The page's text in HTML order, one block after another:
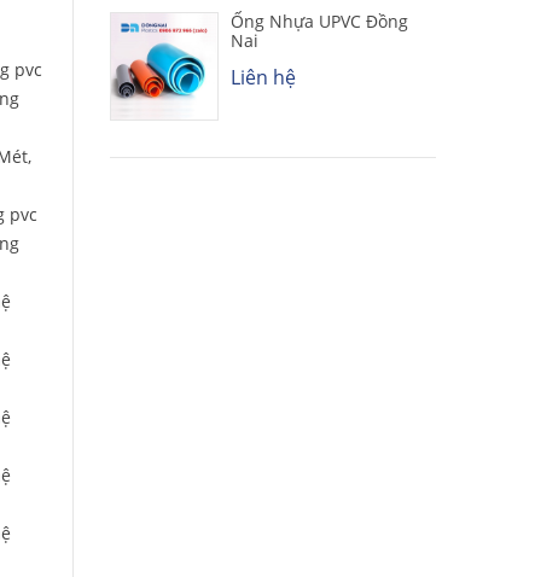
pvc
pvc
Ống Nhựa UPVC Đồng
Nai
Liên hệ